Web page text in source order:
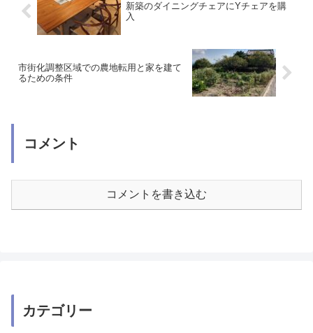
新築のダイニングチェアにYチェアを購
入
市街化調整区域での農地転用と家を建て
るための条件
コメント
コメントを書き込む
カテゴリー